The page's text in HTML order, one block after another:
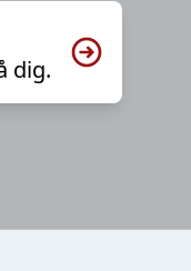
dig.